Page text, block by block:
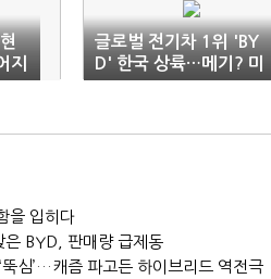
지
글로벌 전기차 1위 'BY
D' 한국 상륙…메기? 미
꾸라지?
을 입히다
은 BYD, 판매량 급제동
뚝심’…캐즘 파고든 하이브리드 역전극